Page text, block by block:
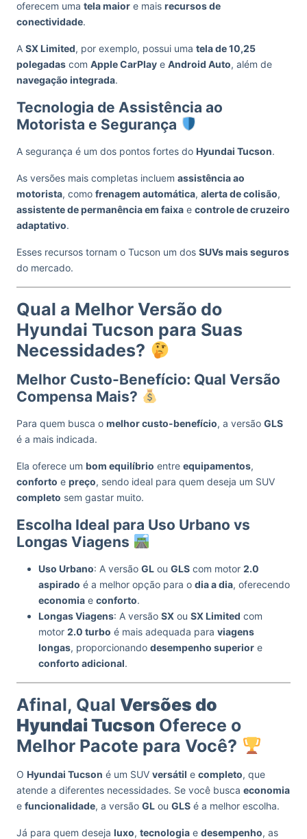
oferecem uma tela maior e mais recursos de
conectividade.
A SX Limited, por exemplo, possui uma tela de 10,25
polegadas com Apple CarPlay e Android Auto, além de
navegação integrada.
Tecnologia de Assistência ao
Motorista e Segurança
A segurança é um dos pontos fortes do Hyundai Tucson.
As versões mais completas incluem assistência ao
motorista, como frenagem automática, alerta de colisão,
assistente de permanência em faixa e controle de cruzeiro
adaptativo.
Esses recursos tornam o Tucson um dos SUVs mais seguros
do mercado.
Qual a Melhor Versão do
Hyundai Tucson para Suas
Necessidades?
Melhor Custo-Benefício: Qual Versão
Compensa Mais?
Para quem busca o melhor custo-benefício, a versão GLS
é a mais indicada.
Ela oferece um bom equilíbrio entre equipamentos,
conforto e preço, sendo ideal para quem deseja um SUV
completo sem gastar muito.
Escolha Ideal para Uso Urbano vs
Longas Viagens
Uso Urbano: A versão GL ou GLS com motor 2.0
aspirado é a melhor opção para o dia a dia, oferecendo
economia e conforto.
Longas Viagens: A versão SX ou SX Limited com
motor 2.0 turbo é mais adequada para viagens
longas, proporcionando desempenho superior e
conforto adicional.
Afinal, Qual Versões do
Hyundai Tucson Oferece o
Melhor Pacote para Você?
O Hyundai Tucson é um SUV versátil e completo, que
atende a diferentes necessidades. Se você busca economia
e funcionalidade, a versão GL ou GLS é a melhor escolha.
Já para quem deseja luxo, tecnologia e desempenho, as